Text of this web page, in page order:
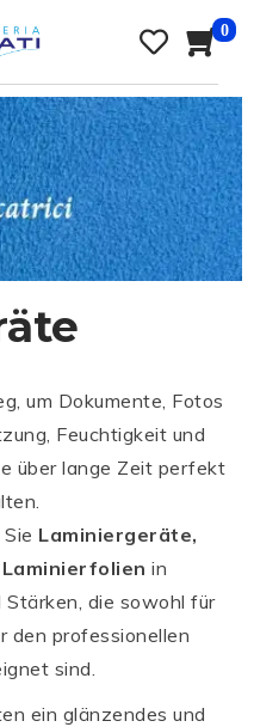
0
um Dokumente, Fotos
Feuchtigkeit und
über lange Zeit perfekt
Laminiergeräte,
in
Stärken, die sowohl für
den professionellen
sind.
ein glänzendes und